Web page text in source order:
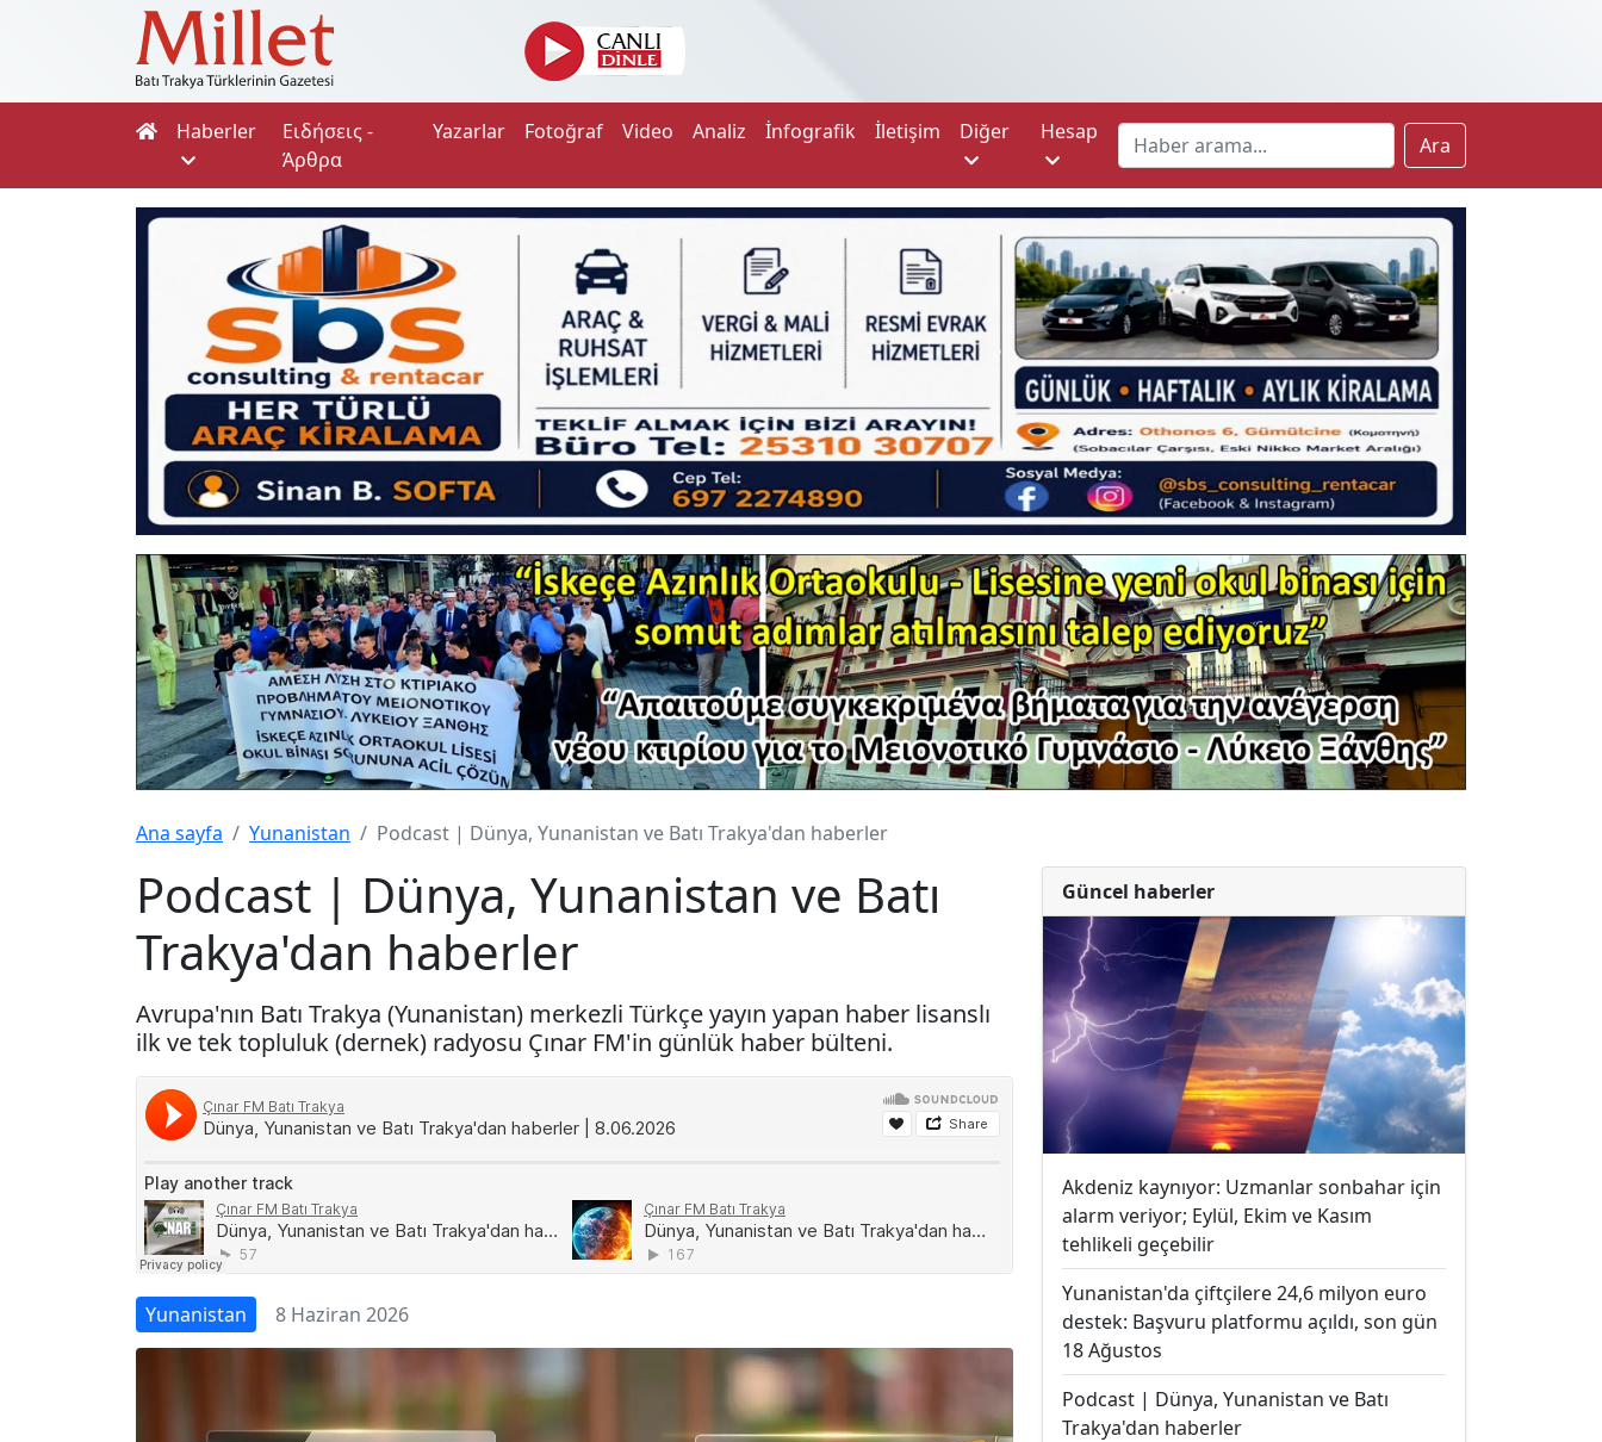
Haberler
Ειδήσεις -
Άρθρα
Yazarlar Fotoğraf Video Analiz İnfografik İletişim Diğer Hesap
Ara
Ana sayfa Yunanistan Podcast | Dünya, Yunanistan ve Batı Trakya'dan haberler
Podcast | Dünya, Yunanistan ve Batı
Trakya'dan haberler
Avrupa'nın Batı Trakya (Yunanistan) merkezli Türkçe yayın yapan haber lisanslı
ilk ve tek topluluk (dernek) radyosu Çınar FM'in günlük haber bülteni.
Yunanistan 8 Haziran 2026
Güncel haberler
Akdeniz kaynıyor: Uzmanlar sonbahar için
alarm veriyor; Eylül, Ekim ve Kasım
tehlikeli geçebilir
Yunanistan'da çiftçilere 24,6 milyon euro
destek: Başvuru platformu açıldı, son gün
18 Ağustos
Podcast | Dünya, Yunanistan ve Batı
Trakya'dan haberler